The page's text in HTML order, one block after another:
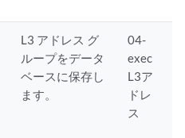
L3 アドレス グ
ループをデータ
ベースに保存し
ます。
04-
exec
L3ア
ドレ
ス